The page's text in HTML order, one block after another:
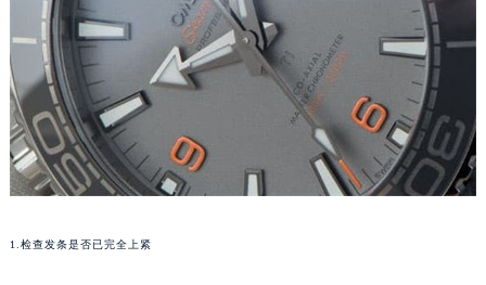
1.检查发条是否已完全上紧